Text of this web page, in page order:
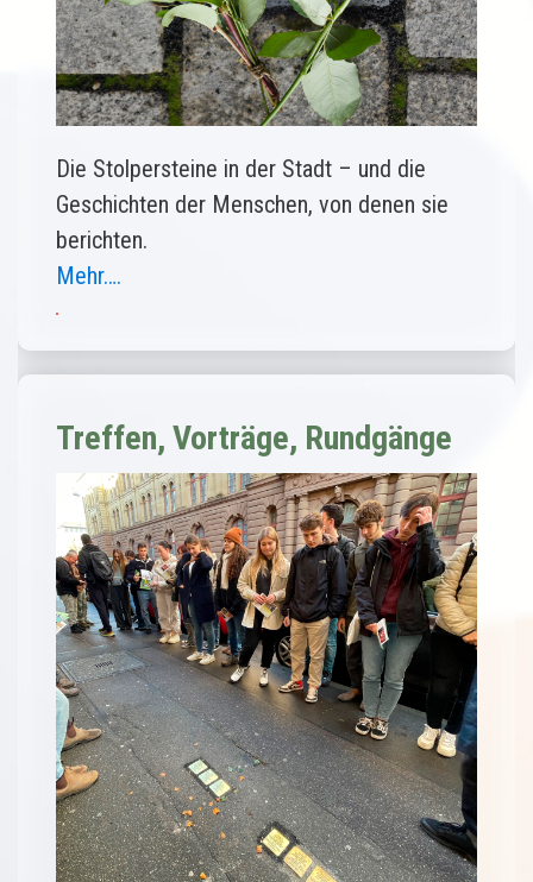
Die Stolpersteine in der Stadt – und die
Geschichten der Menschen, von denen sie
berichten.
Mehr….
Treffen, Vorträge, Rundgänge